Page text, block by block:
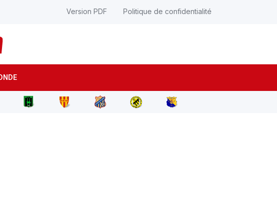
Version PDF Politique de confidentialité